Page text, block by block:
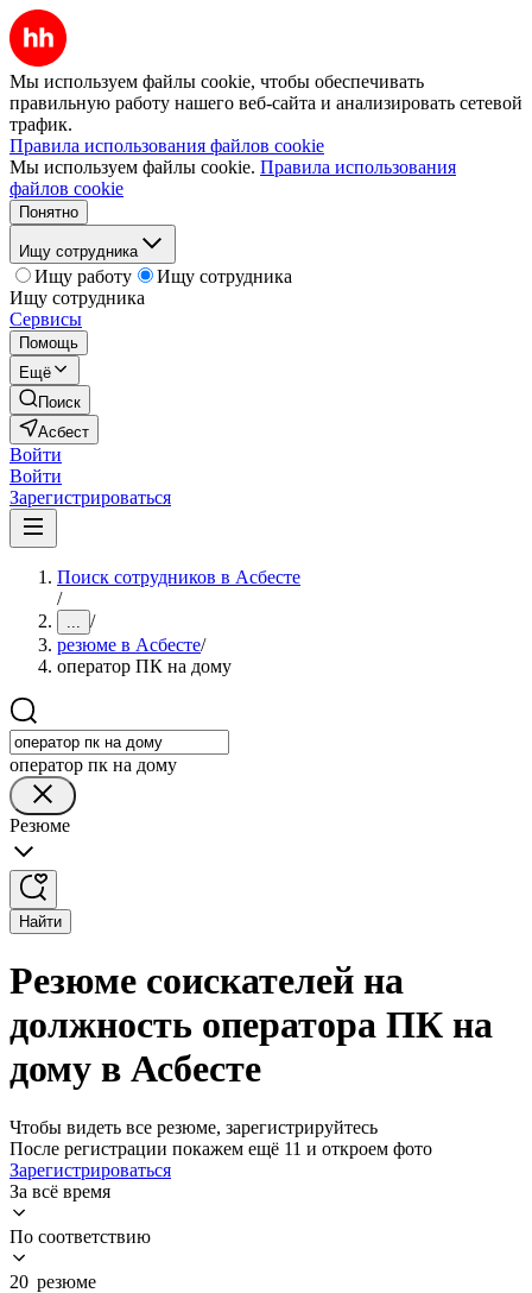
Мы используем файлы cookie, чтобы обеспечивать
правильную работу нашего веб-сайта и анализировать сетевой
трафик.
Правила использования файлов cookie
Мы используем файлы cookie. Правила использования
файлов cookie
Понятно
Ищу сотрудника
Ищу работу
Ищу сотрудника
Ищу сотрудника
Сервисы
Помощь
Ещё
Поиск
Асбест
Войти
Войти
Зарегистрироваться
Поиск сотрудников в Асбесте
/
... /
резюме в Асбесте/
оператор ПК на дому
оператор пк на дому
Резюме
Найти
Резюме соискателей на
должность оператора ПК на
дому в Асбесте
Чтобы видеть все резюме, зарегистрируйтесь
После регистрации покажем ещё 11 и откроем фото
Зарегистрироваться
За всё время
По соответствию
20 резюме